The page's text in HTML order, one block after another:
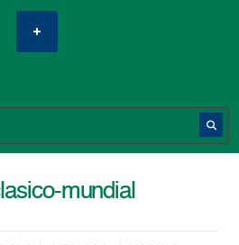
mundial